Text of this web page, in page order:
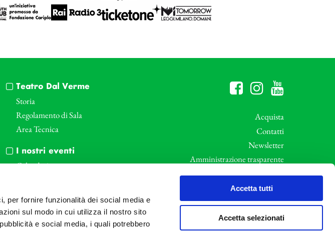
per fornire funzionalità dei social media e
sul modo in cui utilizza il nostro sito
e social media, i quali potrebbero
Accetta tutti
Accetta selezionati
Teatro Dal Verme
Storia
Regolamento di Sala
Area Tecnica
I nostri eventi
Calendario
Biglietteria
Archivio Fotografico
Acquista
Contatti
Newsletter
Amministrazione trasparente
Whistleblowing
Privacy e Cookie Policy
Informative Privacy
Area riservata
Credits